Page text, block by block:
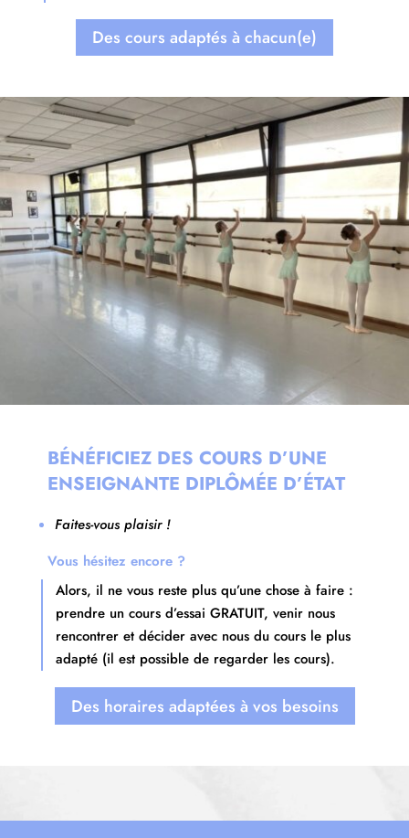
Des cours adaptés à chacun(e)
BÉNÉFICIEZ DES COURS D’UNE
ENSEIGNANTE DIPLÔMÉE D’ÉTAT
Faites-vous plaisir !
Vous hésitez encore ?
Alors, il ne vous reste plus qu’une chose à faire :
prendre un cours d’essai GRATUIT, venir nous
rencontrer et décider avec nous du cours le plus
adapté (il est possible de regarder les cours).
Des horaires adaptées à vos besoins